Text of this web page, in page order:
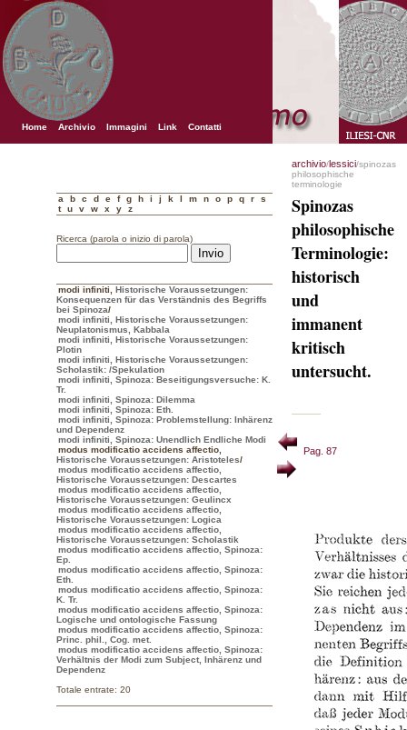
Home Archivio Immagini Link Contatti
a b c d e f g h i j k l m n o p q r
s
t
u v w x y z
Ricerca (parola o inizio di parola)
modi infiniti
Historische Voraussetzungen:
Konsequenzen für das Verständnis des Begriffs
bei Spinoza/
modi infiniti, Historische Voraussetzungen:
Neuplatonismus, Kabbala
modi infiniti, Historische Voraussetzungen:
Plotin
modi infiniti, Historische Voraussetzungen:
Scholastik: /Spekulation
modi infiniti, Spinoza: Beseitigungsversuche: K.
Tr.
modi infiniti, Spinoza: Dilemma
modi infiniti, Spinoza: Eth.
modi infiniti, Spinoza: Problemstellung: Inhärenz
und Dependenz
modi infiniti, Spinoza: Unendlich Endliche Modi
modus modificatio accidens affectio
Historische Voraussetzungen: Aristoteles/
modus modificatio accidens affectio,
Historische Voraussetzungen: Descartes
modus modificatio accidens affectio,
Historische Voraussetzungen: Geulincx
modus modificatio accidens affectio,
Historische Voraussetzungen: Logica
modus modificatio accidens affectio,
Historische Voraussetzungen: Scholastik
modus modificatio accidens affectio, Spinoza:
Ep.
modus modificatio accidens affectio, Spinoza:
Eth.
modus modificatio accidens affectio, Spinoza:
K. Tr.
modus modificatio accidens affectio, Spinoza:
Logische und ontologische Fassung
modus modificatio accidens affectio, Spinoza:
Princ. phil., Cog. met.
modus modificatio accidens affectio, Spinoza:
Verhältnis der Modi zum Subject, Inhärenz und
Dependenz
Totale entrate: 20
archivio/lessici/spinozas
philosophische
terminologie
Spinozas
philosophische
Terminologie:
historisch
und
immanent
kritisch
untersucht.
Pag. 87